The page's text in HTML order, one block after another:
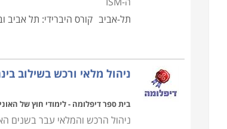
הקורס מקנה את כל הידע הנדרש, כך גם מי
בתחום, כאשר ניתן כבר במהלך הקורס
ניסיון. קורס רכש ולוגיסטיקה מתקיים בכל
אחרים.
תל-אביב קורס היברידי: תל אביב
ניהול מלאי ורכש בשילוב
בית ספר דיפלומה - לימודי חוץ של
ניהול הרכש והמלאי עבר בשנים